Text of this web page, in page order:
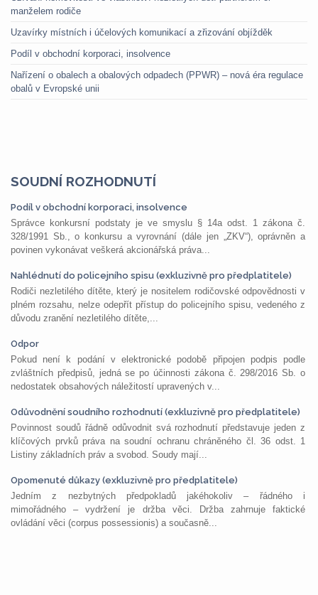
manželem rodiče
Uzavírky místních i účelových komunikací a zřizování objížděk
Podíl v obchodní korporaci, insolvence
Nařízení o obalech a obalových odpadech (PPWR) – nová éra regulace
obalů v Evropské unii
SOUDNÍ ROZHODNUTÍ
Podíl v obchodní korporaci, insolvence
Správce konkursní podstaty je ve smyslu § 14a odst. 1 zákona č.
328/1991 Sb., o konkursu a vyrovnání (dále jen „ZKV“), oprávněn a
povinen vykonávat veškerá akcionářská práva...
Nahlédnutí do policejního spisu (exkluzivně pro předplatitele)
Rodiči nezletilého dítěte, který je nositelem rodičovské odpovědnosti v
plném rozsahu, nelze odepřít přístup do policejního spisu, vedeného z
důvodu zranění nezletilého dítěte,...
Odpor
Pokud není k podání v elektronické podobě připojen podpis podle
zvláštních předpisů, jedná se po účinnosti zákona č. 298/2016 Sb. o
nedostatek obsahových náležitostí upravených v...
Odůvodnění soudního rozhodnutí (exkluzivně pro předplatitele)
Povinnost soudů řádně odůvodnit svá rozhodnutí představuje jeden z
klíčových prvků práva na soudní ochranu chráněného čl. 36 odst. 1
Listiny základních práv a svobod. Soudy mají...
Opomenuté důkazy (exkluzivně pro předplatitele)
Jedním z nezbytných předpokladů jakéhokoliv – řádného i
mimořádného – vydržení je držba věci. Držba zahrnuje faktické
ovládání věci (corpus possessionis) a současně...